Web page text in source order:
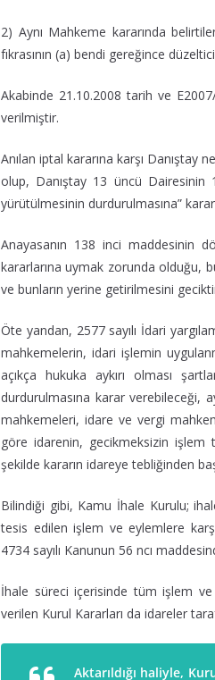
2) Aynı Mahkeme kararında
fıkrasının (a) bendi gereğince
Akabinde 21.10.2008 tarih ve
verilmiştir.
Anılan iptal kararına karşı
olup, Danıştay 13 üncü Dairesinin
yürütülmesinin durdurulmasına”
Anayasanın 138 inci maddesinin
kararlarına uymak zorunda olduğu,
ve bunların yerine getirilmesini
Öte yandan, 2577 sayılı İdari
mahkemelerin, idari işlemin
açıkça hukuka aykırı olması
durdurulmasına karar verebileceği,
mahkemeleri, idare ve vergi
göre idarenin, gecikmeksizin
şekilde kararın idareye tebliğinden
Bilindiği gibi, Kamu İhale Kurulu;
tesis edilen işlem ve eylemlere
4734 sayılı Kanunun 56 ncı
İhale süreci içerisinde tüm işlem
verilen Kurul Kararları da idareler
Aktarıldığı haliyle,